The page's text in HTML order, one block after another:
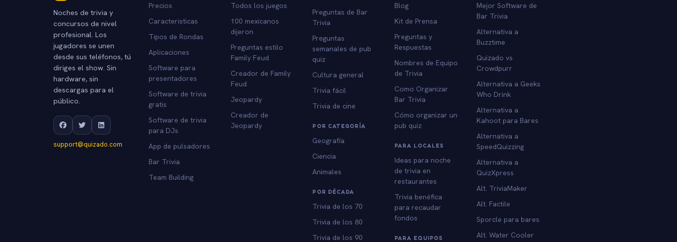
Noches de trivia y
concursos de nivel
profesional. Los
jugadores se unen
desde sus teléfonos, tú
diriges el show. Sin
hardware, sin
descargas para el
público.
support@quizado.com
Precios
Caracteristicas
Tipos de Rondas
Aplicaciones
Software para
presentadores
Software de trivia
gratis
Software de trivia
para DJs
App de pulsadores
Bar Trivia
Team Building
Todos los juegos
100 mexicanos
dijeron
Preguntas estilo
Family Feud
Creador de Family
Feud
Jeopardy
Creador de
Jeopardy
Preguntas de Bar
Trivia
Preguntas
semanales de pub
quiz
Cultura general
Trivia fácil
Trivia de cine
POR CATEGORÍA
Geografía
Ciencia
Animales
POR DÉCADA
Trivia de los 70
Trivia de los 80
Trivia de los 90
Blog
Kit de Prensa
Preguntas y
Respuestas
Nombres de Equipo
de Trivia
Como Organizar
Bar Trivia
Cómo organizar un
pub quiz
PARA LOCALES
Ideas para noche
de trivia en
restaurantes
Trivia benéfica
para recaudar
fondos
PARA EQUIPOS
Mejor Software de
Bar Trivia
Alternativa a
Buzztime
Quizado vs
Crowdpurr
Alternativa a Geeks
Who Drink
Alternativa a
Kahoot para Bares
Alternativa a
SpeedQuizzing
Alternativa a
QuizXpress
Alt. TriviaMaker
Alt. Factile
Sporcle para bares
Alt. Water Cooler